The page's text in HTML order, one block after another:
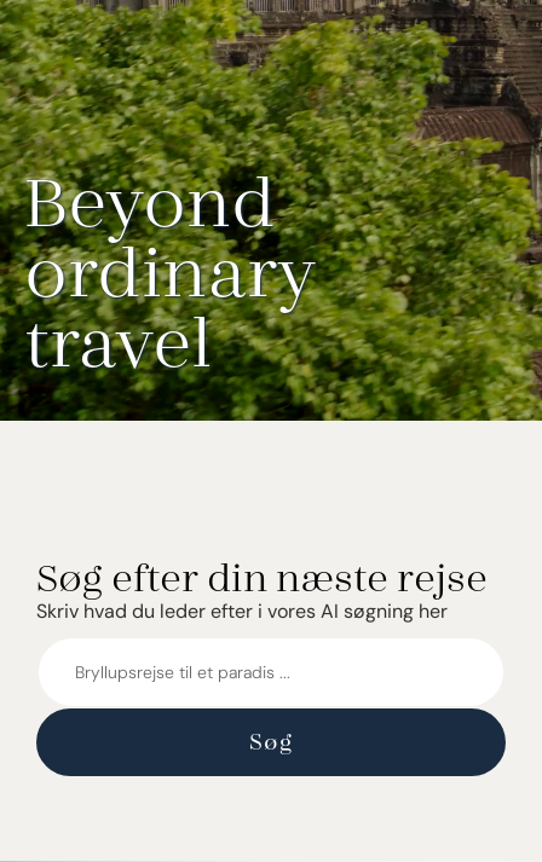
Beyond
ordinary
travel
Søg efter din næste rejse
Skriv hvad du leder efter i vores AI søgning her
næste
rejse
Søg